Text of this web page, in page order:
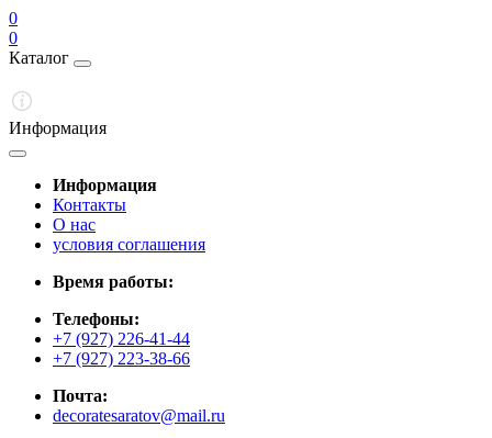
0
0
Каталог
Информация
Информация
Контакты
О нас
условия соглашения
Время работы:
Телефоны:
+7 (927) 226-41-44
+7 (927) 223-38-66
Почта:
decoratesaratov@mail.ru